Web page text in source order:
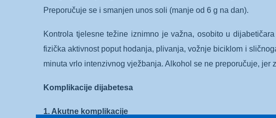
Preporučuje se i smanjen unos soli (manje od 6 g na dan).
Kontrola tjelesne težine iznimno je važna, osobito u
fizička aktivnost poput hodanja, plivanja, vožnje biciklom i
minuta vrlo intenzivnog vježbanja. Alkohol se ne preporučuje,
Komplikacije dijabetesa
1. Akutne komplikacije